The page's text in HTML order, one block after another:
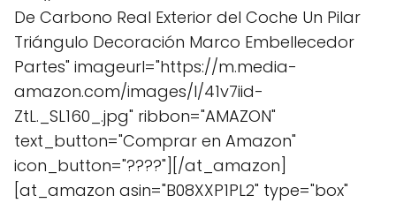
De Carbono Real Exterior del Coche Un Pilar
Triángulo Decoración Marco Embellecedor
Partes" imageurl="https://m.media-
amazon.com/images/I/41v7iid-
ZtL._SL160_.jpg" ribbon="AMAZON"
text_button="Comprar en Amazon"
icon_button="????"][/at_amazon]
[at_amazon asin="B08XXP1PL2" type="box"